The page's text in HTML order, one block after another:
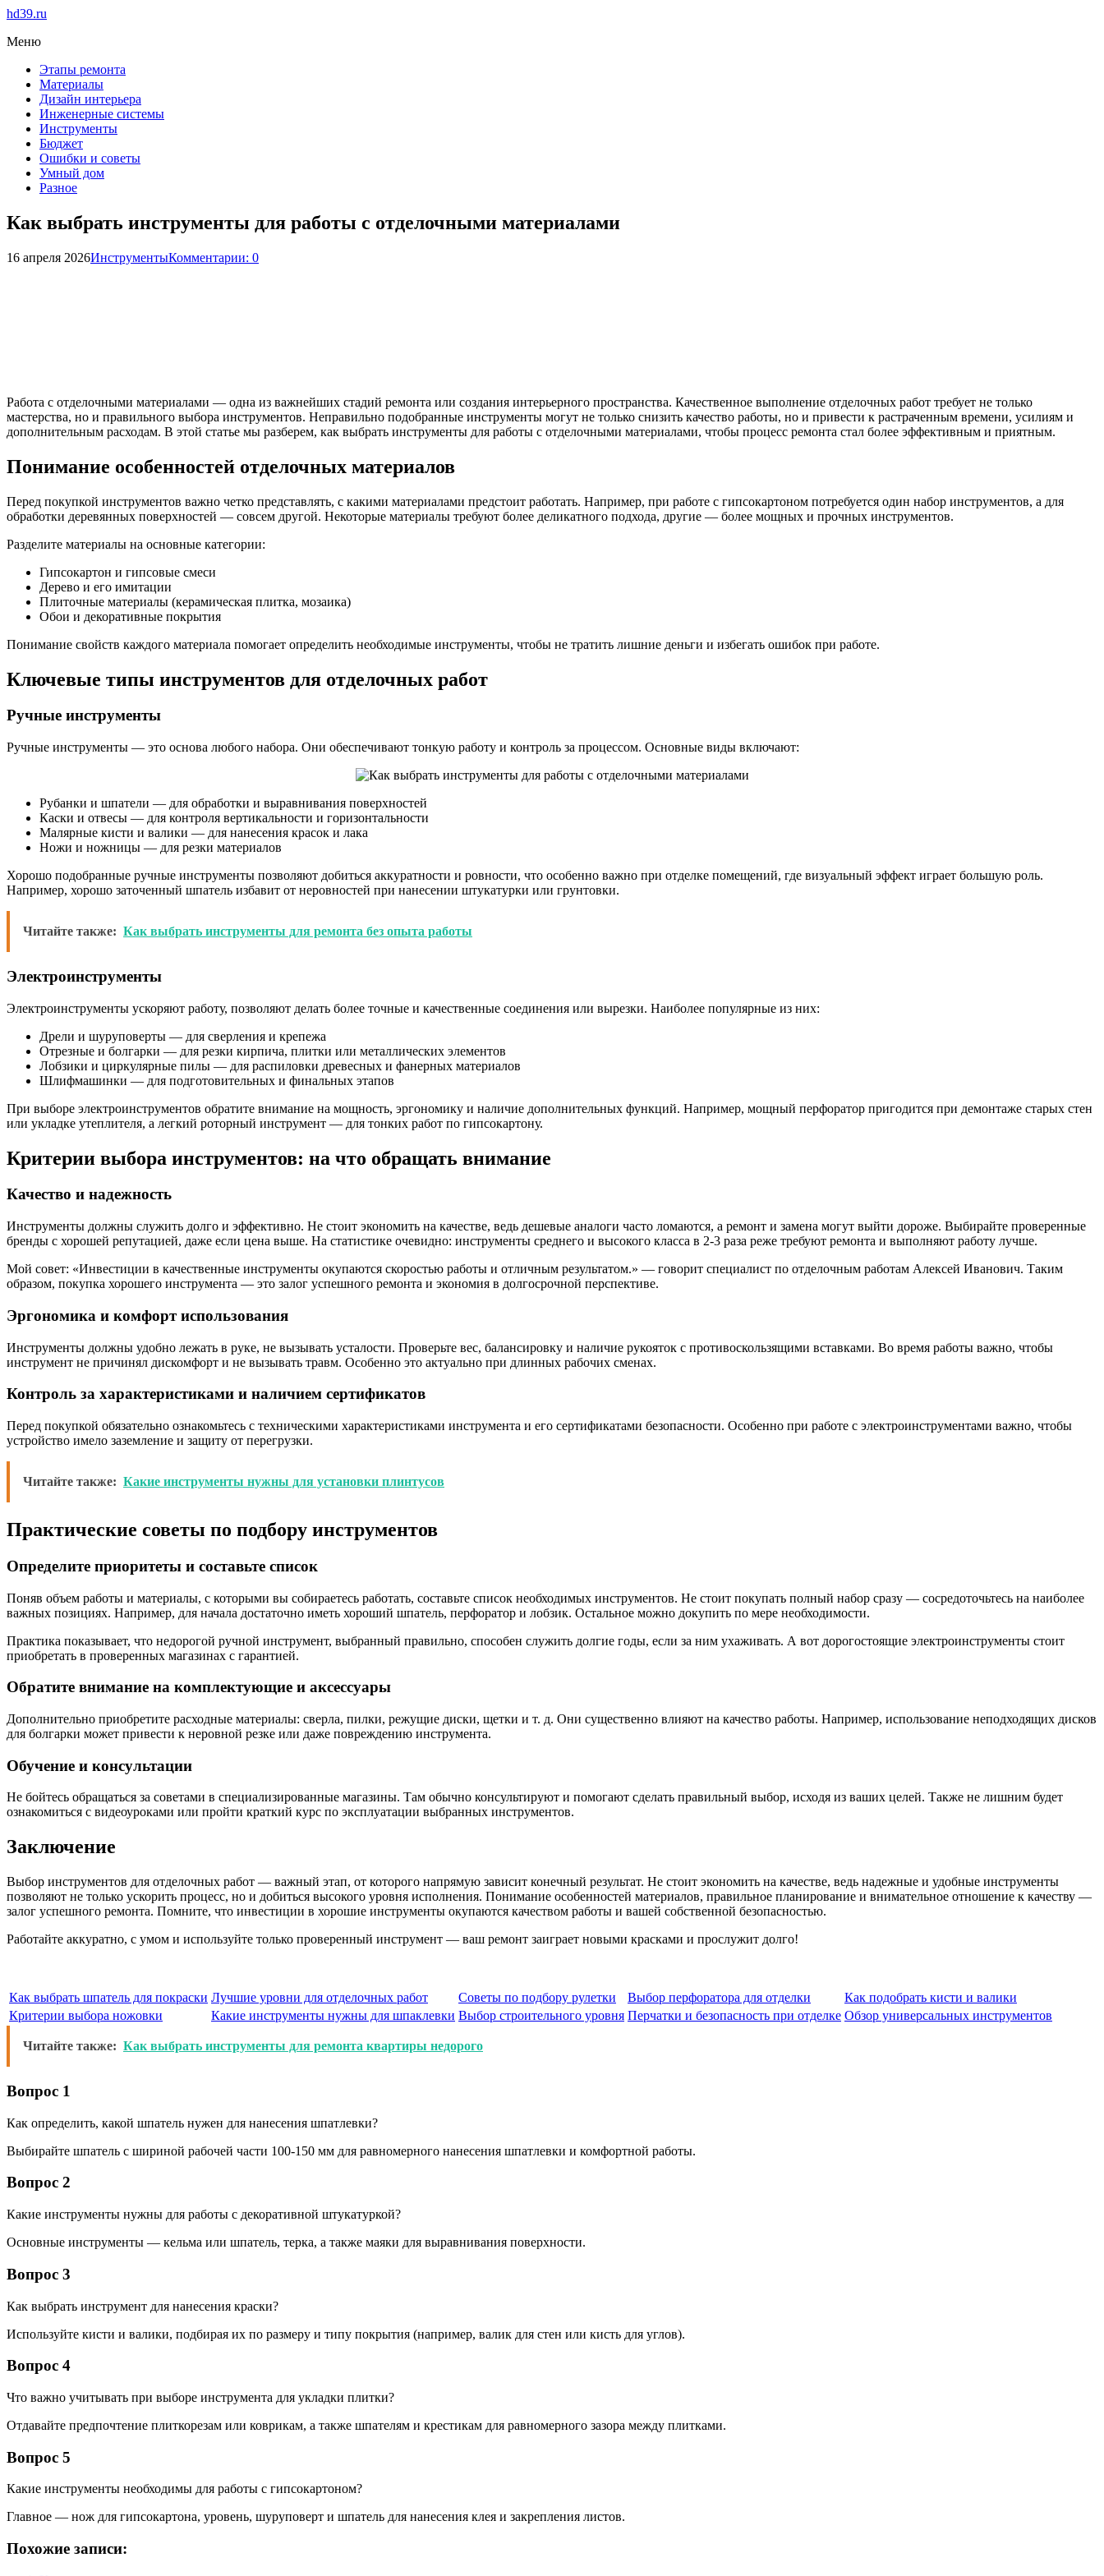
hd39.ru
Меню
Этапы ремонта
Материалы
Дизайн интерьера
Инженерные системы
Инструменты
Бюджет
Ошибки и советы
Умный дом
Разное
Как выбрать инструменты для работы с отделочными материалами
16 апреля 2026ИнструментыКомментарии: 0
Работа с отделочными материалами — одна из важнейших стадий ремонта или создания интерьерного пространства. Качественное выполнение отделочных работ требует не только
мастерства, но и правильного выбора инструментов. Неправильно подобранные инструменты могут не только снизить качество работы, но и привести к растраченным времени, усилиям и
дополнительным расходам. В этой статье мы разберем, как выбрать инструменты для работы с отделочными материалами, чтобы процесс ремонта стал более эффективным и приятным.
Понимание особенностей отделочных материалов
Перед покупкой инструментов важно четко представлять, с какими материалами предстоит работать. Например, при работе с гипсокартоном потребуется один набор инструментов, а для
обработки деревянных поверхностей — совсем другой. Некоторые материалы требуют более деликатного подхода, другие — более мощных и прочных инструментов.
Разделите материалы на основные категории:
Гипсокартон и гипсовые смеси
Дерево и его имитации
Плиточные материалы (керамическая плитка, мозаика)
Обои и декоративные покрытия
Понимание свойств каждого материала помогает определить необходимые инструменты, чтобы не тратить лишние деньги и избегать ошибок при работе.
Ключевые типы инструментов для отделочных работ
Ручные инструменты
Ручные инструменты — это основа любого набора. Они обеспечивают тонкую работу и контроль за процессом. Основные виды включают:
Рубанки и шпатели — для обработки и выравнивания поверхностей
Каски и отвесы — для контроля вертикальности и горизонтальности
Малярные кисти и валики — для нанесения красок и лака
Ножи и ножницы — для резки материалов
Хорошо подобранные ручные инструменты позволяют добиться аккуратности и ровности, что особенно важно при отделке помещений, где визуальный эффект играет большую роль.
Например, хорошо заточенный шпатель избавит от неровностей при нанесении штукатурки или грунтовки.
Читайте также: Как выбрать инструменты для ремонта без опыта работы
Электроинструменты
Электроинструменты ускоряют работу, позволяют делать более точные и качественные соединения или вырезки. Наиболее популярные из них:
Дрели и шуруповерты — для сверления и крепежа
Отрезные и болгарки — для резки кирпича, плитки или металлических элементов
Лобзики и циркулярные пилы — для распиловки древесных и фанерных материалов
Шлифмашинки — для подготовительных и финальных этапов
При выборе электроинструментов обратите внимание на мощность, эргономику и наличие дополнительных функций. Например, мощный перфоратор пригодится при демонтаже старых стен
или укладке утеплителя, а легкий роторный инструмент — для тонких работ по гипсокартону.
Критерии выбора инструментов: на что обращать внимание
Качество и надежность
Инструменты должны служить долго и эффективно. Не стоит экономить на качестве, ведь дешевые аналоги часто ломаются, а ремонт и замена могут выйти дороже. Выбирайте проверенные
бренды с хорошей репутацией, даже если цена выше. На статистике очевидно: инструменты среднего и высокого класса в 2-3 раза реже требуют ремонта и выполняют работу лучше.
Мой совет: «Инвестиции в качественные инструменты окупаются скоростью работы и отличным результатом.» — говорит специалист по отделочным работам Алексей Иванович. Таким
образом, покупка хорошего инструмента — это залог успешного ремонта и экономия в долгосрочной перспективе.
Эргономика и комфорт использования
Инструменты должны удобно лежать в руке, не вызывать усталости. Проверьте вес, балансировку и наличие рукояток с противоскользящими вставками. Во время работы важно, чтобы
инструмент не причинял дискомфорт и не вызывать травм. Особенно это актуально при длинных рабочих сменах.
Контроль за характеристиками и наличием сертификатов
Перед покупкой обязательно ознакомьтесь с техническими характеристиками инструмента и его сертификатами безопасности. Особенно при работе с электроинструментами важно, чтобы
устройство имело заземление и защиту от перегрузки.
Читайте также: Какие инструменты нужны для установки плинтусов
Практические советы по подбору инструментов
Определите приоритеты и составьте список
Поняв объем работы и материалы, с которыми вы собираетесь работать, составьте список необходимых инструментов. Не стоит покупать полный набор сразу — сосредоточьтесь на наиболее
важных позициях. Например, для начала достаточно иметь хороший шпатель, перфоратор и лобзик. Остальное можно докупить по мере необходимости.
Практика показывает, что недорогой ручной инструмент, выбранный правильно, способен служить долгие годы, если за ним ухаживать. А вот дорогостоящие электроинструменты стоит
приобретать в проверенных магазинах с гарантией.
Обратите внимание на комплектующие и аксессуары
Дополнительно приобретите расходные материалы: сверла, пилки, режущие диски, щетки и т. д. Они существенно влияют на качество работы. Например, использование неподходящих дисков
для болгарки может привести к неровной резке или даже повреждению инструмента.
Обучение и консультации
Не бойтесь обращаться за советами в специализированные магазины. Там обычно консультируют и помогают сделать правильный выбор, исходя из ваших целей. Также не лишним будет
ознакомиться с видеоуроками или пройти краткий курс по эксплуатации выбранных инструментов.
Заключение
Выбор инструментов для отделочных работ — важный этап, от которого напрямую зависит конечный результат. Не стоит экономить на качестве, ведь надежные и удобные инструменты
позволяют не только ускорить процесс, но и добиться высокого уровня исполнения. Понимание особенностей материалов, правильное планирование и внимательное отношение к качеству —
залог успешного ремонта. Помните, что инвестиции в хорошие инструменты окупаются качеством работы и вашей собственной безопасностью.
Работайте аккуратно, с умом и используйте только проверенный инструмент — ваш ремонт заиграет новыми красками и прослужит долго!
Как выбрать шпатель для покраски Лучшие уровни для отделочных работ Советы по подбору рулетки Выбор перфоратора для отделки
Как подобрать кисти и валики
Критерии выбора ножовки
Какие инструменты нужны для шпаклевки Выбор строительного уровня Перчатки и безопасность при отделке Обзор универсальных инструментов
Читайте также: Как выбрать инструменты для ремонта квартиры недорого
Вопрос 1
Как определить, какой шпатель нужен для нанесения шпатлевки?
Выбирайте шпатель с шириной рабочей части 100-150 мм для равномерного нанесения шпатлевки и комфортной работы.
Вопрос 2
Какие инструменты нужны для работы с декоративной штукатуркой?
Основные инструменты — кельма или шпатель, терка, а также маяки для выравнивания поверхности.
Вопрос 3
Как выбрать инструмент для нанесения краски?
Используйте кисти и валики, подбирая их по размеру и типу покрытия (например, валик для стен или кисть для углов).
Вопрос 4
Что важно учитывать при выборе инструмента для укладки плитки?
Отдавайте предпочтение плиткорезам или коврикам, а также шпателям и крестикам для равномерного зазора между плитками.
Вопрос 5
Какие инструменты необходимы для работы с гипсокартоном?
Главное — нож для гипсокартона, уровень, шуруповерт и шпатель для нанесения клея и закрепления листов.
Похожие записи: